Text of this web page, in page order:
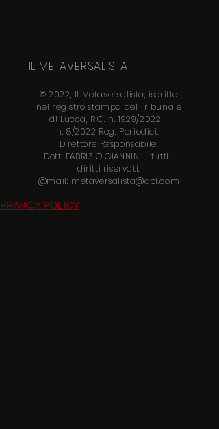
IL METAVERSALISTA
© 2022, Il Metaversalista, iscritto
nel registro stampa del Tribunale
di Lucca, R.G. n. 1929/2022 -
n. 8/2022 Reg. Periodici.
Direttore Responsabile:
Dott. FABRIZIO GIANNINI - tutti i
diritti riservati.
@mail: metaversalista@aol.com
PRIVACY POLICY